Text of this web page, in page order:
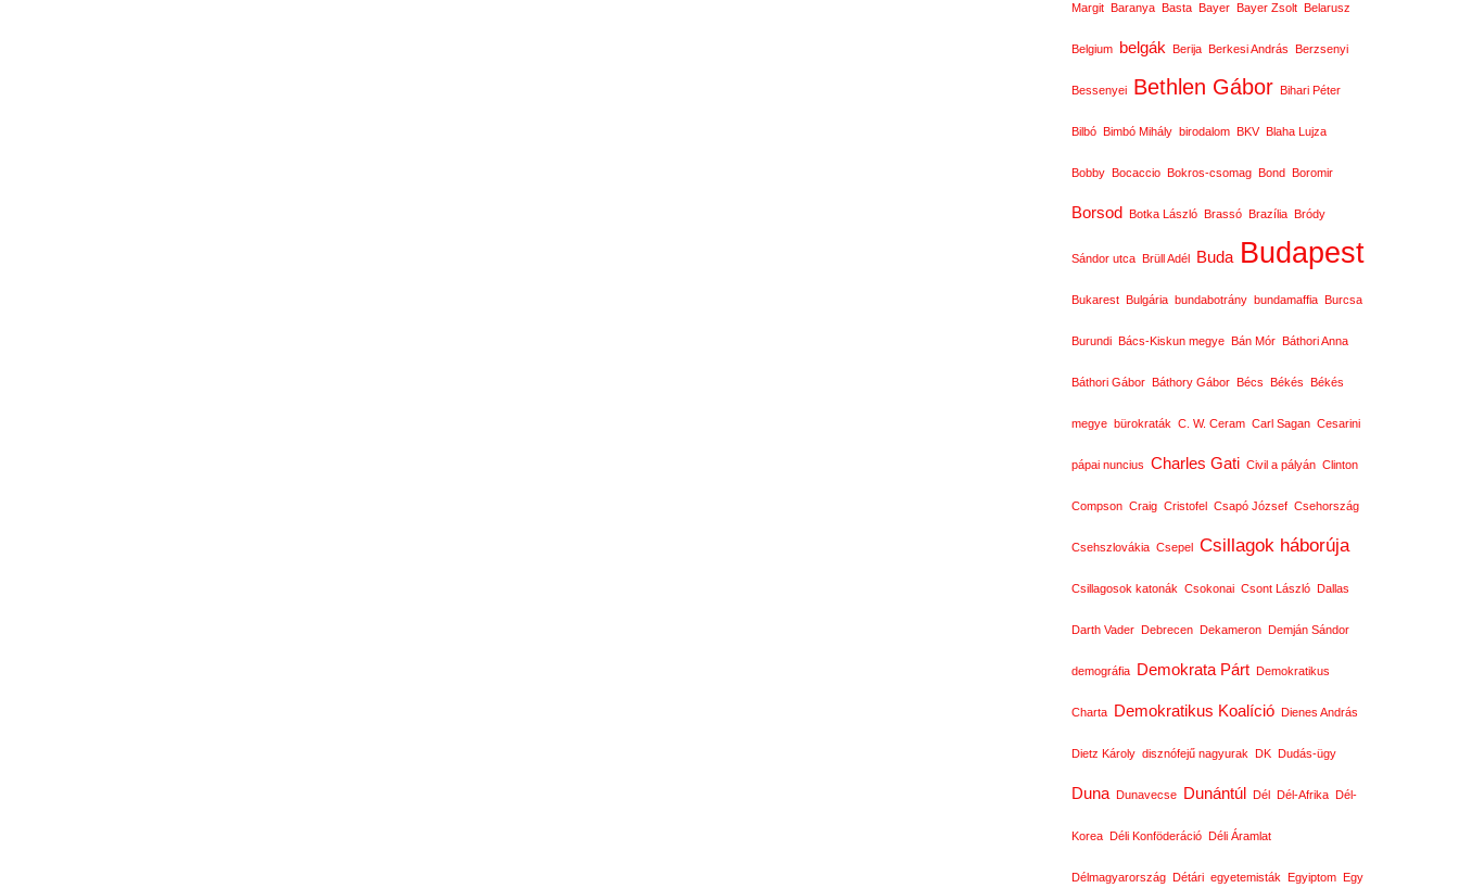
Margit Baranya Basta Bayer Bayer Zsolt Belarusz
Belgium belgák Berija Berkesi András Berzsenyi
Bessenyei Bethlen Gábor Bihari Péter
Bilbó Bimbó Mihály birodalom BKV Blaha Lujza
Bobby Bocaccio Bokros-csomag Bond Boromir
Borsod Botka László Brassó Brazília Bródy
Sándor utca Brüll Adél Buda Budapest
Bukarest Bulgária bundabotrány bundamaffia Burcsa
Burundi Bács-Kiskun megye Bán Mór Báthori Anna
Báthori Gábor Báthory Gábor Bécs Békés Békés
megye bürokraták C. W. Ceram Carl Sagan Cesarini
pápai nuncius Charles Gati Civil a pályán Clinton
Compson Craig Cristofel Csapó József Csehország
Csehszlovákia Csepel Csillagok háborúja
Csillagosok katonák Csokonai Csont László Dallas
Darth Vader Debrecen Dekameron Demján Sándor
demográfia Demokrata Párt Demokratikus
Charta Demokratikus Koalíció Dienes András
Dietz Károly disznófejű nagyurak DK Dudás-ügy
Duna Dunavecse Dunántúl Dél Dél-Afrika Dél-
Korea Déli Konföderáció Déli Áramlat
Délmagyarország Détári egyetemisták Egyiptom Egy